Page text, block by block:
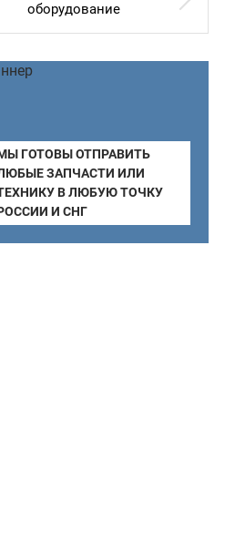
оборудование
ГОТОВЫ ОТПРАВИТЬ
ЗАПЧАСТИ ИЛИ
В ЛЮБУЮ ТОЧКУ
И СНГ